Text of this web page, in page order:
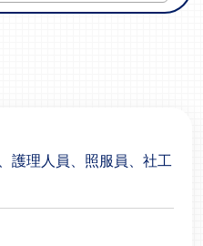
護理人員、照服員、社工